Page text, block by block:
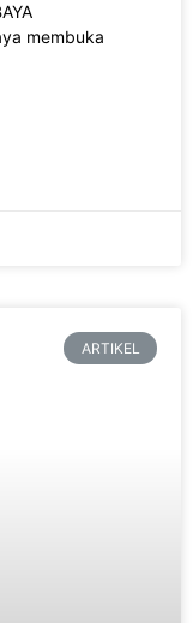
membuka
ARTIKEL